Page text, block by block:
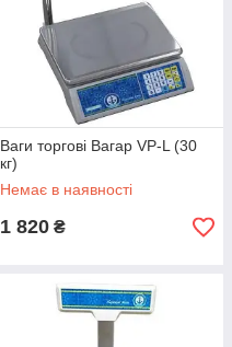
Ваги торгові Вагар VP-L (30
кг)
Немає в наявності
1 820 ₴